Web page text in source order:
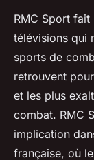
RMC Sport
télévisions qui
sports de
retrouvent
et les plus
combat. RMC
implication
française, où